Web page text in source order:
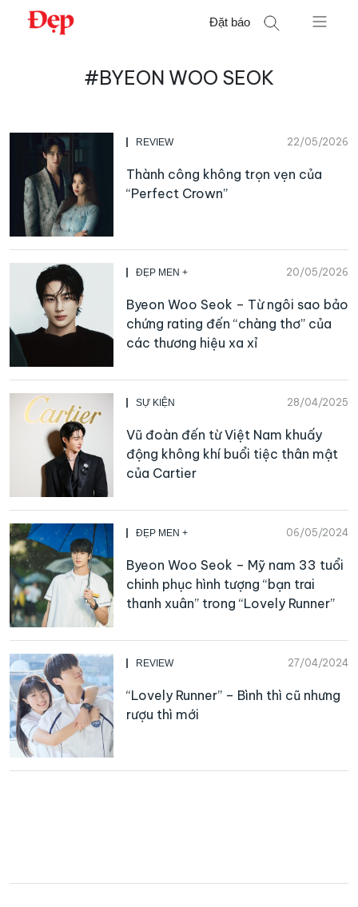
Chuyển
Đặt báo
#BYEON WOO SEOK
REVIEW 22/05/2026
Thành công không trọn vẹn của
“Perfect Crown”
ĐẸP MEN + 20/05/2026
Byeon Woo Seok – Từ ngôi sao bảo
chứng rating đến “chàng thơ” của
các thương hiệu xa xỉ
SỰ KIỆN 28/04/2025
Vũ đoàn đến từ Việt Nam khuấy
động không khí buổi tiệc thân mật
của Cartier
ĐẸP MEN + 06/05/2024
Byeon Woo Seok – Mỹ nam 33 tuổi
chinh phục hình tượng “bạn trai
thanh xuân” trong “Lovely Runner”
REVIEW 27/04/2024
“Lovely Runner” – Bình thì cũ nhưng
rượu thì mới